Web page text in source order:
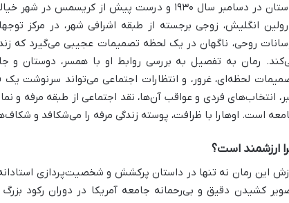
داستان در دسامبر سال ۱۹۳۰ و درست پیش از
انگلیش، زوجی برجسته از طبقه اشرافی شهر، در مرکز
روحی، ناگهان در یک لحظه تصمیمات عجیبی می‌گیرد که
رمان به تفصیل به بررسی روابط او با همسر، دوستان و
لحظه‌ای، غرور، و انتظارات اجتماعی می‌تواند سرنوشت
انتخاب‌های فردی و عواقب آن‌ها، نقد اجتماعی از طبقه مرفه و
است. اوهارا با ظرافت، پوسته زندگی مرفه را می‌شکافد و
ارزشمند است؟
این رمان نه تنها در داستان پرکشش و شخصیت‌پردازی
کشیدن دقیق و بی‌رحمانه جامعه آمریکا در دوران رکود